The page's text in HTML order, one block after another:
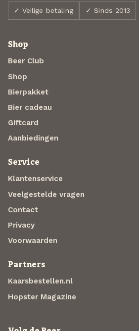
✓ Veilige betaling ✓ Sinds 2013
Shop
Beer Club
Shop
Bierpakket
Bier cadeau
Giftcard
Aanbiedingen
Service
Klantenservice
Veelgestelde vragen
Contact
Privacy
Voorwaarden
Partners
Kaarsbestellen.nl
Hopster Magazine